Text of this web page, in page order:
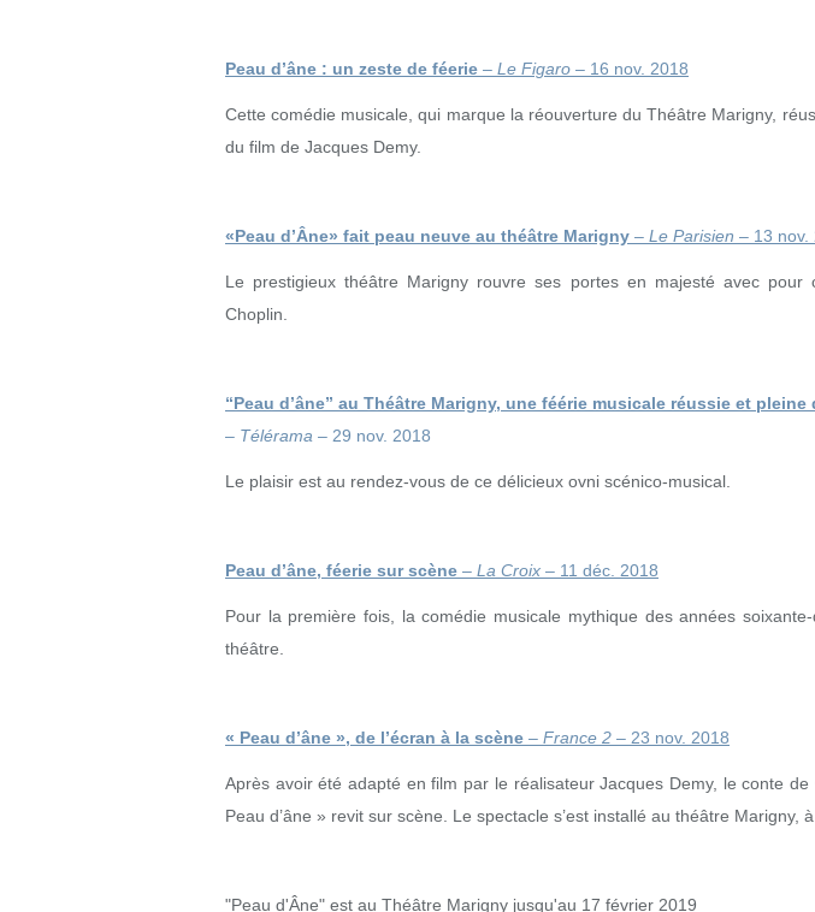
Peau d’âne : un zeste de féerie – Le Figaro – 16 nov. 2018
Cette comédie musicale, qui marque la réouverture du Théâtre Marigny,
du film de Jacques Demy.
«Peau d’Âne» fait peau neuve au théâtre Marigny – Le Parisien – 13 nov.
Le prestigieux théâtre Marigny rouvre ses portes en majesté avec pour
Choplin.
“Peau d’âne” au Théâtre Marigny, une féérie musicale réussie et
– Télérama – 29 nov. 2018
Le plaisir est au rendez-vous de ce délicieux ovni scénico-musical.
Peau d’âne, féerie sur scène – La Croix – 11 déc. 2018
Pour la première fois, la comédie musicale mythique des années
théâtre.
« Peau d’âne », de l’écran à la scène – France 2 – 23 nov. 2018
Après avoir été adapté en film par le réalisateur Jacques Demy, le conte de
Peau d’âne » revit sur scène. Le spectacle s’est installé au théâtre Marigny, à
"Peau d'Âne" est au Théâtre Marigny jusqu'au 17 février 2019